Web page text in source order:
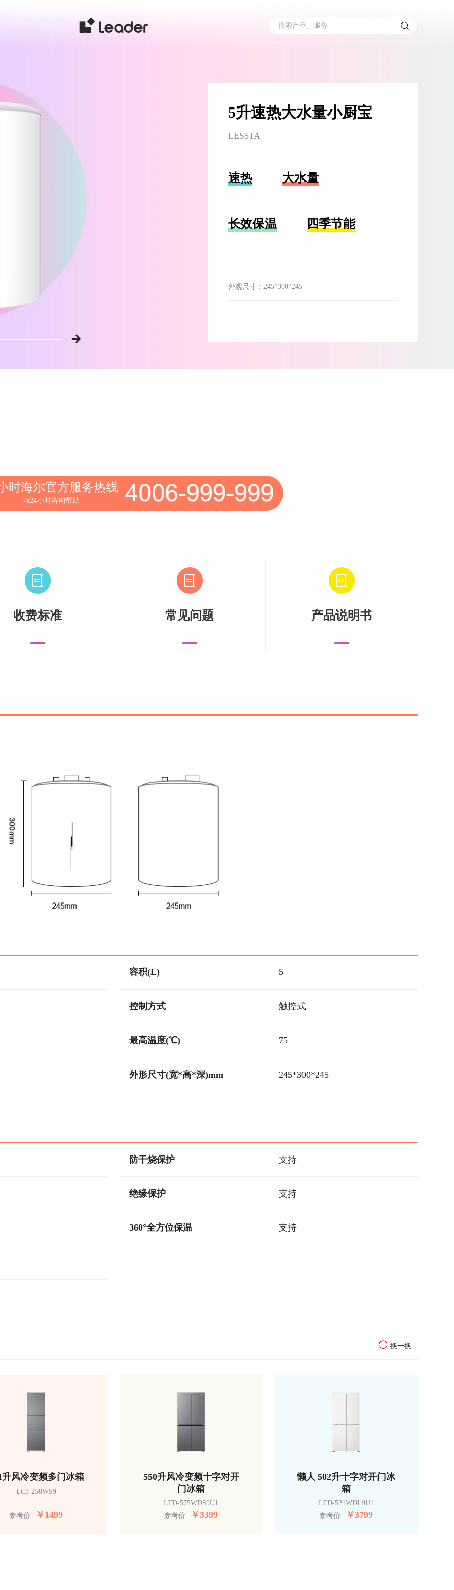
搜索产品、服务
5升速热大水量小厨宝
LES5TA
速热 大水量
长效保温 四季节能
外观尺寸：245*300*245
时海尔官方服务热线
7x24小时咨询帮助
收费标准 常见问题 产品说明书
容积(L) 5
控制方式 触控式
最高温度(℃) 75
外形尺寸(宽*高*深)mm 245*300*245
防干烧保护 支持
绝缘保护 支持
360°全方位保温 支持
换一换
升风冷变频多门冰箱
LC3-258WS9
参考价 ￥ 1499
550升风冷变频十字对开
门冰箱
LTD-575WDS9U1
参考价
￥3399
懒人 502升十字对开门冰
箱
LTD-521WDL9U1
参考价
￥3799